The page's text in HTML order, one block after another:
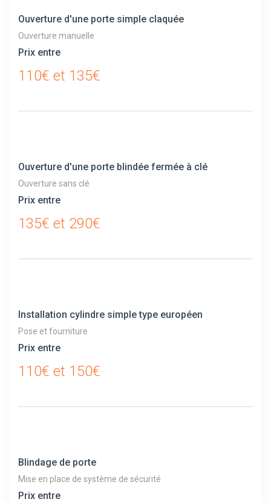
Ouverture d'une porte simple claquée
Ouverture manuelle
Prix entre
110€ et 135€
Ouverture d'une porte blindée fermée à clé
Ouverture sans clé
Prix entre
135€ et 290€
Installation cylindre simple type européen
Pose et fourniture
Prix entre
110€ et 150€
Blindage de porte
Mise en place de système de sécurité
Prix entre